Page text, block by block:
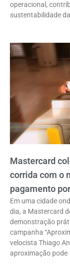
operacional,
sustentabilidade
Mastercard
corrida com o
pagamento
Em uma cidade
dia, a Mastercard
demonstração
campanha
velocista Thiago
aproximação pode